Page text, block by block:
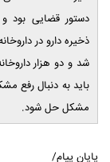
دستور قضایی بود و
ذخیره دارو در
شد و دو هزار
باید به دنبال رفع
مشکل حل شود.
پایان پیام/